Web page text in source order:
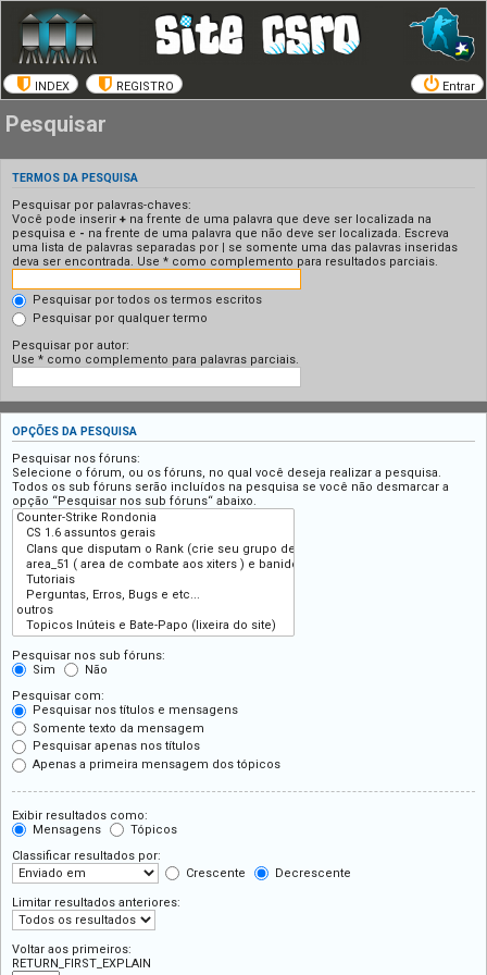
INDEX REGISTRO Entrar
Pesquisar
TERMOS DA PESQUISA
Pesquisar por palavras-chaves:
Você pode inserir + na frente de uma palavra que deve ser localizada na
pesquisa e - na frente de uma palavra que não deve ser localizada. Escreva
uma lista de palavras separadas por
se somente uma das palavras inseridas
deva ser encontrada. Use * como complemento para resultados parciais.
Pesquisar por todos os termos escritos
Pesquisar por qualquer termo
Pesquisar por autor:
Use * como complemento para palavras parciais.
OPÇÕES DA PESQUISA
Pesquisar nos fóruns:
Selecione o fórum, ou os fóruns, no qual você deseja realizar a pesquisa.
Todos os sub fóruns serão incluídos na pesquisa se você não desmarcar a
opção “Pesquisar nos sub fóruns“ abaixo.
Pesquisar nos sub fóruns:
Sim
Não
Pesquisar com:
Pesquisar nos títulos e mensagens
Somente texto da mensagem
Pesquisar apenas nos títulos
Apenas a primeira mensagem dos tópicos
Exibir resultados como:
Mensagens
Tópicos
Classificar resultados por:
Crescente
Decrescente
Limitar resultados anteriores:
Voltar aos primeiros:
RETURN_FIRST_EXPLAIN